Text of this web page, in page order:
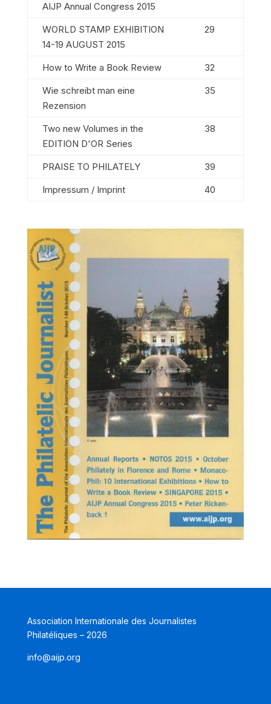
AIJP Annual Congress 2015
WORLD STAMP EXHIBITION
14-19 AUGUST 2015
29
How to Write a Book Review
32
Wie schreibt man eine
Rezension
35
Two new Volumes in the
EDITION D'OR Series
38
PRAISE TO PHILATELY
39
Impressum / Imprint
40
Association Internationale des Journalistes
Philatéliques – 2026
info@aijp.org